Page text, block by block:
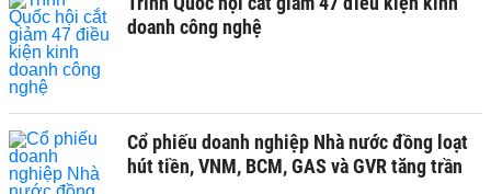
doanh công nghệ
Cổ phiếu doanh nghiệp Nhà nước đồng loạt
hút tiền, VNM, BCM, GAS và GVR tăng trần